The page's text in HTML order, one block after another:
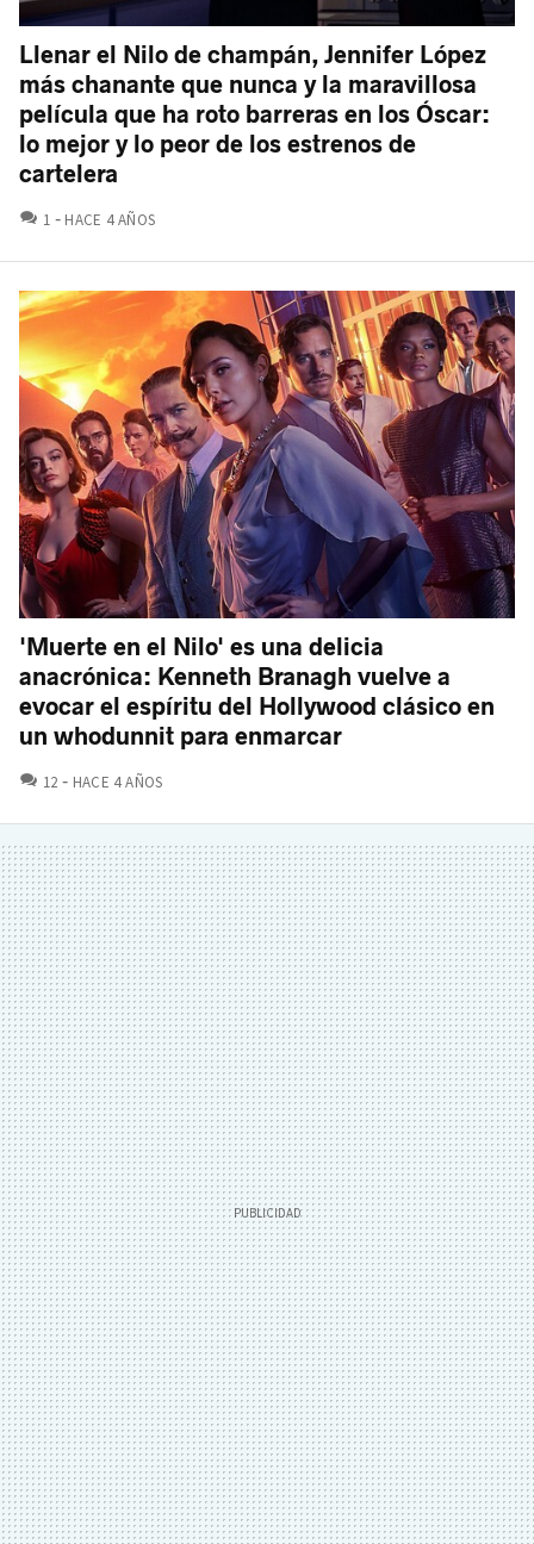
Llenar el Nilo de champán, Jennifer López
más chanante que nunca y la maravillosa
película que ha roto barreras en los Óscar:
lo mejor y lo peor de los estrenos de
cartelera
1 COMENTARIOS
HACE 4 AÑOS
'Muerte en el Nilo' es una delicia
anacrónica: Kenneth Branagh vuelve a
evocar el espíritu del Hollywood clásico en
un whodunnit para enmarcar
12 COMENTARIOS
HACE 4 AÑOS